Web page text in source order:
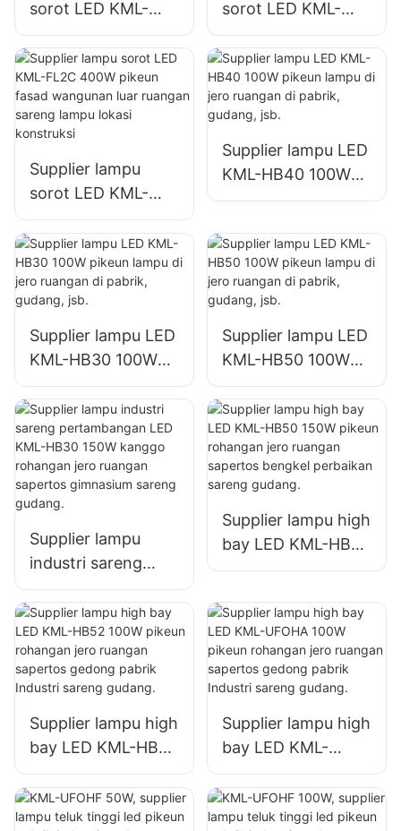
sorot LED KML-
FL2C 200W pikeun
tempat parkir
sareng gudang luar
ruangan
sorot LED KML-
FL2C 240W pikeun
tempat parkir
sareng gudang luar
ruangan
Supplier lampu
sorot LED KML-
FL2C 400W pikeun
fasad wangunan
luar ruangan
sareng lampu lokasi
Supplier lampu LED
KML-HB40 100W
pikeun lampu di
pabrik, gudang, jsb.
Supplier lampu LED
KML-HB30 100W
pikeun lampu di
jero ruangan di
pabrik, gudang, jsb.
Supplier lampu LED
KML-HB50 100W
pikeun lampu di
jero ruangan di
pabrik, gudang, jsb.
Supplier lampu
industri sareng
pertambangan LED
KML-HB30 150W
kanggo rohangan
jero ruangan
sapertos
gudang.
Supplier lampu high
bay LED KML-HB50
150W pikeun
ruangan sapertos
bengkel perbaikan
sareng gudang.
Supplier lampu high
bay LED KML-HB52
100W pikeun
rohangan jero
ruangan sapertos
Supplier lampu high
bay LED KML-
UFOHA 100W
pikeun rohangan
jero ruangan